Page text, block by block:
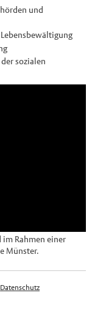
und
sozialen
Rahmen einer
Münster.
Datenschutz